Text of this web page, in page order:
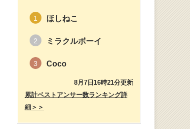
1 ほしねこ
2 ミラクルボーイ
3 Coco
8月7日16時21分更新
累計ベストアンサー数ランキング詳
細＞＞